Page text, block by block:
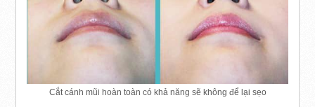
Cắt cánh mũi hoàn toàn có khả năng sẽ không để lại sẹo